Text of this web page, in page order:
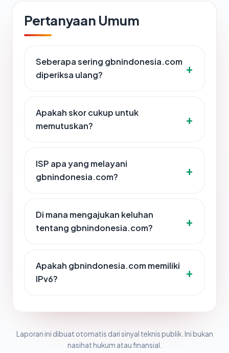
Pertanyaan Umum
Seberapa sering gbnindonesia.com
diperiksa ulang?
Apakah skor cukup untuk
memutuskan?
ISP apa yang melayani
gbnindonesia.com?
Di mana mengajukan keluhan
tentang gbnindonesia.com?
Apakah gbnindonesia.com memiliki
IPv6?
Laporan ini dibuat otomatis dari sinyal teknis publik. Ini bukan
nasihat hukum atau finansial.